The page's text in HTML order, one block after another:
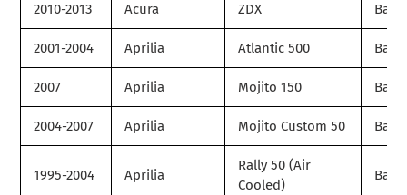
2010-2013 Acura ZDX Base
2001-2004 Aprilia Atlantic 500 Base
2007 Aprilia Mojito 150 Base
2004-2007 Aprilia Mojito Custom 50 Base
1995-2004 Aprilia
Rally 50 (Air
Cooled)
Base